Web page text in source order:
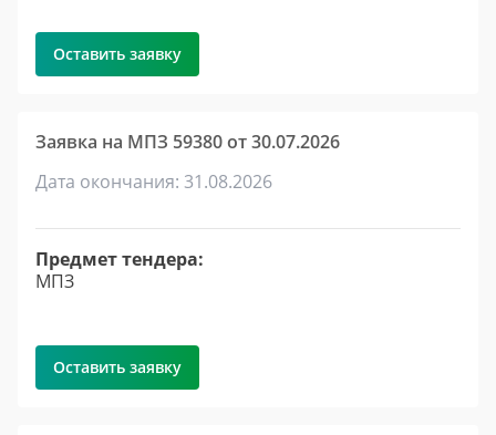
Оставить заявку
Заявка на МПЗ 59380 от 30.07.2026
Дата окончания: 31.08.2026
Предмет тендера:
МПЗ
Оставить заявку